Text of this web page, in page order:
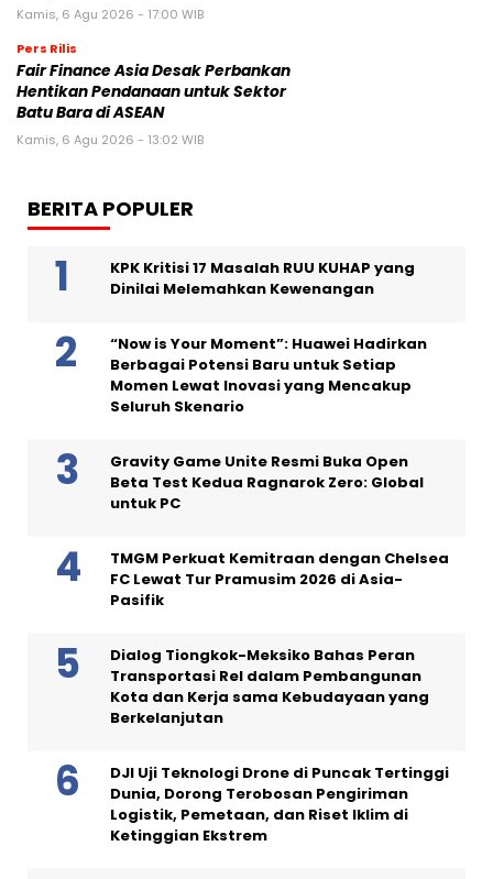
Kamis, 6 Agu 2026 - 17:00 WIB
Pers Rilis
Fair Finance Asia Desak Perbankan
Hentikan Pendanaan untuk Sektor
Batu Bara di ASEAN
Kamis, 6 Agu 2026 - 13:02 WIB
BERITA POPULER
KPK Kritisi 17 Masalah RUU KUHAP yang
Dinilai Melemahkan Kewenangan
“Now is Your Moment”: Huawei Hadirkan
Berbagai Potensi Baru untuk Setiap
Momen Lewat Inovasi yang Mencakup
Seluruh Skenario
Gravity Game Unite Resmi Buka Open
Beta Test Kedua Ragnarok Zero: Global
untuk PC
TMGM Perkuat Kemitraan dengan Chelsea
FC Lewat Tur Pramusim 2026 di Asia-
Pasifik
Dialog Tiongkok-Meksiko Bahas Peran
Transportasi Rel dalam Pembangunan
Kota dan Kerja sama Kebudayaan yang
Berkelanjutan
DJI Uji Teknologi Drone di Puncak Tertinggi
Dunia, Dorong Terobosan Pengiriman
Logistik, Pemetaan, dan Riset Iklim di
Ketinggian Ekstrem